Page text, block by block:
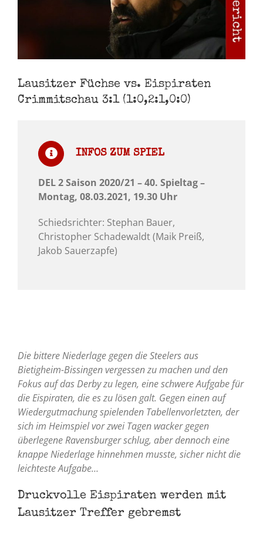
Lausitzer Füchse vs. Eispiraten
Crimmitschau 3:1 (1:0,2:1,0:0)
INFOS ZUM SPIEL
DEL 2 Saison 2020/21 – 40. Spieltag –
Montag, 08.03.2021, 19.30 Uhr
Schiedsrichter: Stephan Bauer,
Christopher Schadewaldt (Maik Preiß,
Jakob Sauerzapfe)
Die bittere Niederlage gegen die Steelers aus
Bietigheim-Bissingen vergessen zu machen und den
Fokus auf das Derby zu legen, eine schwere Aufgabe für
die Eispiraten, die es zu lösen galt. Gegen einen auf
Wiedergutmachung spielenden Tabellenvorletzten, der
sich im Heimspiel vor zwei Tagen wacker gegen
überlegene Ravensburger schlug, aber dennoch eine
knappe Niederlage hinnehmen musste, sicher nicht die
leichteste Aufgabe…
Druckvolle Eispiraten werden mit
Lausitzer Treffer gebremst